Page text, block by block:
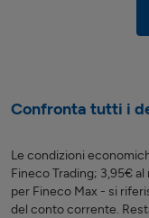
Confronta tutti i
Le condizioni
Fineco Trading; 3,95€
per Fineco Max - si
del conto corrente.